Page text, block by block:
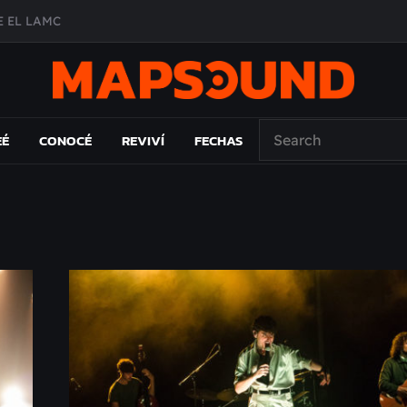
EL LAMC
DE ÉPOCA EN FORMA DE DISCO
CONOCÉ REVIVÍ FECHAS